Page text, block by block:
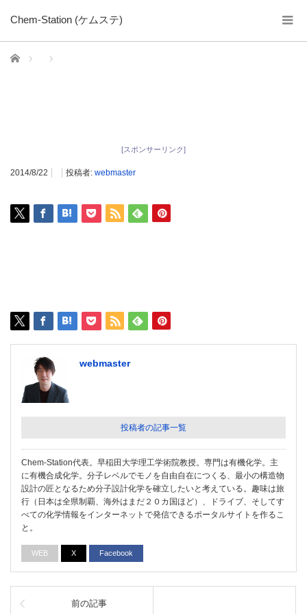
Chem-Station (ケムステ)
ホーム
[スポンサーリンク]
2014/8/22 投稿者: webmaster
webmaster
投稿者の記事一覧
Chem-Station代表。早稲田大学理工学術院教授。専門は有機化学。主
に有機合成化学。分子レベルでモノを自由自在につくる、最小の構造物
設計の匠となるため分子設計化学を確立したいと考えている。趣味は旅
行（日本は全県制覇、海外はまだ２０カ国ほど）、ドライブ、そしてす
べての化学情報をインターネットで発信できるポータルサイトを作るこ
と。
WEB X Facebook
前の記事